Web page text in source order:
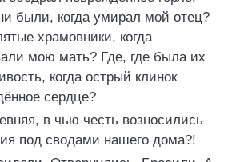
были, когда умирал мой отец?
храмовники, когда
мою мать? Где, где была их
когда острый клинок
сердце?
в чью честь возносились
под сводами нашего дома?!